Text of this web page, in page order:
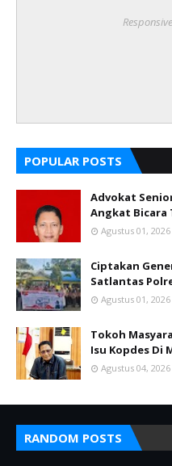
POPULAR POSTS
Advokat
Angkat Bicara
Agustus 01, 2026
Ciptakan
Satlantas
Agustus 01, 2026
Tokoh
Isu Kopdes Di
Agustus 04, 2026
RANDOM POSTS